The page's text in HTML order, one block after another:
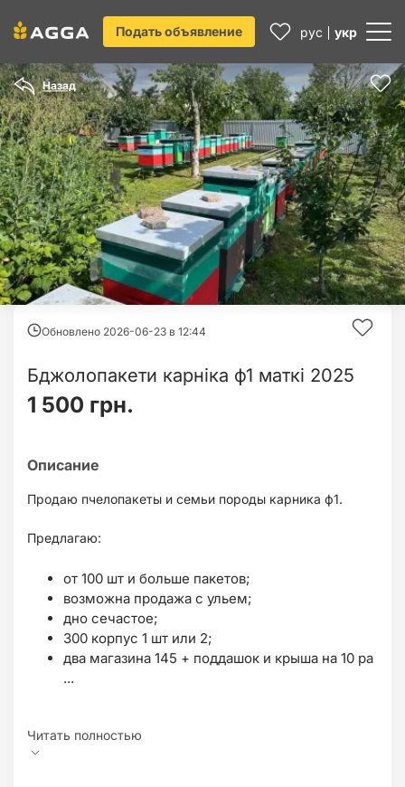
Подать объявление рус укр
Назад
Обновлено 2026-06-23 в 12:44
Бджолопакети карніка ф1 маткі 2025
1 500 грн.
Продаю пчелопакеты и семьи породы карника ф1.
Предлагаю:
от 100 шт и больше пакетов;
возможна продажа с ульем;
дно сечастое;
300 корпус 1 шт или 2;
два магазина 145 + поддашок и крыша на 10 ра
...